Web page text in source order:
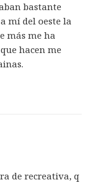
bastante
mí del oeste la
más me ha
hacen me
de recreativa, q